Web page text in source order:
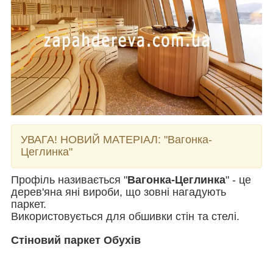
УВАГА! НОВИЙ МАТЕРІАЛ: "Вагонка-
Цеглинка"
Профіль називається "Вагонка-Цеглинка" - це
дерев'яна яні вироби, що зовні нагадують
паркет.
Використовується для обшивки стін та стелі.
Стіновий паркет Обухів